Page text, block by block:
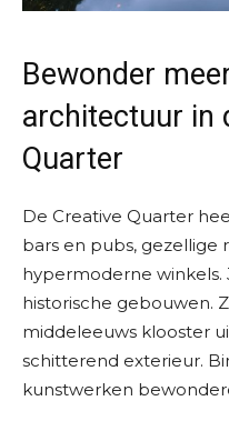
Bewonder
architectuur in
Quarter
De Creative Quarter
bars en pubs, gezellige
hypermoderne winkels.
historische gebouwen.
middeleeuws klooster
schitterend exterieur.
kunstwerken